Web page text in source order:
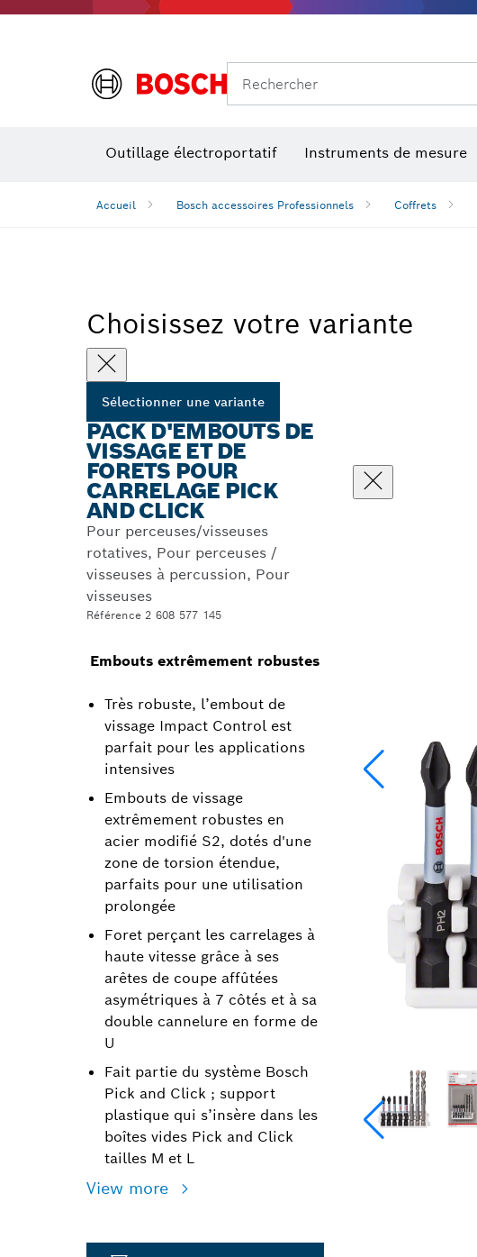
Rechercher
Outillage électroportatif Instruments de mesure
Accueil Bosch accessoires Professionnels Coffrets
Choisissez votre variante
Sélectionner une variante
PACK D'EMBOUTS DE
VISSAGE ET DE
FORETS POUR
CARRELAGE PICK
AND CLICK
Pour perceuses/visseuses
rotatives, Pour perceuses /
visseuses à percussion, Pour
visseuses
Référence 2 608 577 145
Embouts extrêmement robustes
Très robuste, l’embout de
vissage Impact Control est
parfait pour les applications
intensives
Embouts de vissage
extrêmement robustes en
acier modifié S2, dotés d'une
zone de torsion étendue,
parfaits pour une utilisation
prolongée
Foret perçant les carrelages à
haute vitesse grâce à ses
arêtes de coupe affûtées
asymétriques à 7 côtés et à sa
double cannelure en forme de
U
Fait partie du système Bosch
Pick and Click ; support
plastique qui s’insère dans les
boîtes vides Pick and Click
tailles M et L
View more